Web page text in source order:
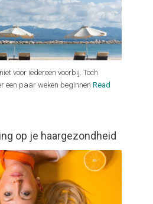
voor iedereen voorbij. Toch
een paar weken beginnenRead
op je haargezondheid